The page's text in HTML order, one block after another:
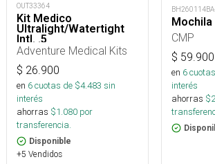
OUT33364
Kit Medico
Ultralight/Watertight
Intl. .5
Adventure Medical Kits
$ 26.900
en 6cuotas de $4.483 sin
interés
ahorras $1.080 por
transferencia.
Disponible
+5 Vendidos
CMP
$ 59.900
en 6
interés
ahorras $